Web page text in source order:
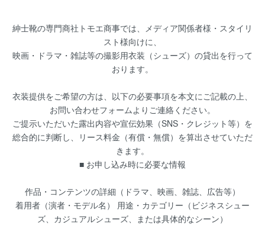
紳士靴の専門商社トモエ商事では、メディア関係者様・スタイリ
スト様向けに、
映画・ドラマ・雑誌等の撮影用衣装（シューズ）の貸出を行って
おります。
衣装提供をご希望の方は、以下の必要事項を本文にご記載の上、
お問い合わせフォームよりご連絡ください。
ご提示いただいた露出内容や宣伝効果（SNS・クレジット等）を
総合的に判断し、リース料金（有償・無償）を算出させていただ
きます。
■ お申し込み時に必要な情報
作品・コンテンツの詳細（ドラマ、映画、雑誌、広告等）
着用者（演者・モデル名） 用途・カテゴリー（ビジネスシュー
ズ、カジュアルシューズ、または具体的なシーン）